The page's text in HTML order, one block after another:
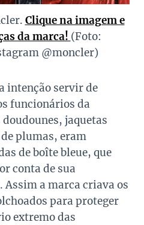
Clique na imagem e
da marca! (Foto:
@moncler)
intenção servir de
funcionários da
jaquetas
plumas, eram
de boîte bleue, que
conta de sua
Assim a marca criava os
para proteger
extremo das